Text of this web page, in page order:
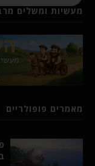
מעשיות ומשלים
מאמרים פופולריים